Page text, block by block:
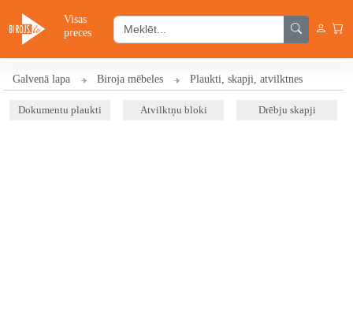
Visas
preces
Galvenā lapa Biroja mēbeles Plaukti, skapji, atvilktnes
Dokumentu plaukti Atvilktņu bloki Drēbju skapji